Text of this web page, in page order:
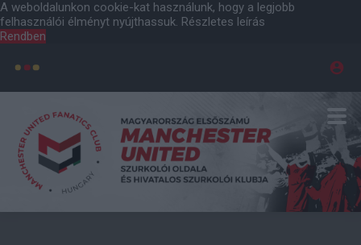
A weboldalunkon cookie-kat használunk, hogy a legjobb
felhasználói élményt nyújthassuk. Részletes leírás
Rendben